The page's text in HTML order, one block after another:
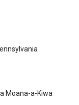
Moana-a-Kiwa